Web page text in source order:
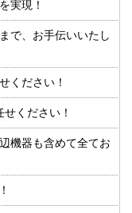
実現！
で、お手伝いいたし
ください！
ください！
機器も含めて全てお